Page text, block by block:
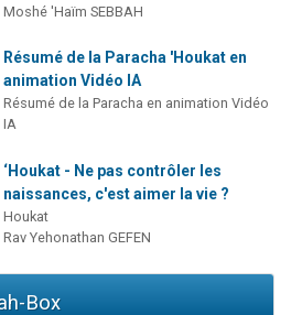
Moshé 'Haïm SEBBAH
Résumé de la Paracha 'Houkat en
animation Vidéo IA
Résumé de la Paracha en animation Vidéo
IA
‘Houkat - Ne pas contrôler les
naissances, c'est aimer la vie ?
Houkat
Rav Yehonathan GEFEN
Box